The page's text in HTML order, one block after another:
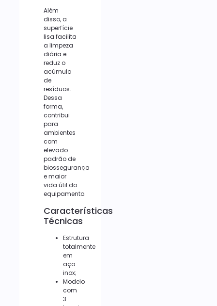
Além
disso, a
superfície
lisa facilita
a limpeza
diária e
reduz o
acúmulo
de
resíduos.
Dessa
forma,
contribui
para
ambientes
com
elevado
padrão de
biossegurança
e maior
vida útil do
equipamento.
Características
Técnicas
Estrutura
totalmente
em
aço
inox;
Modelo
com
3